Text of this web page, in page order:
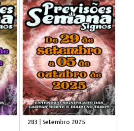
283 | Setembro 2025